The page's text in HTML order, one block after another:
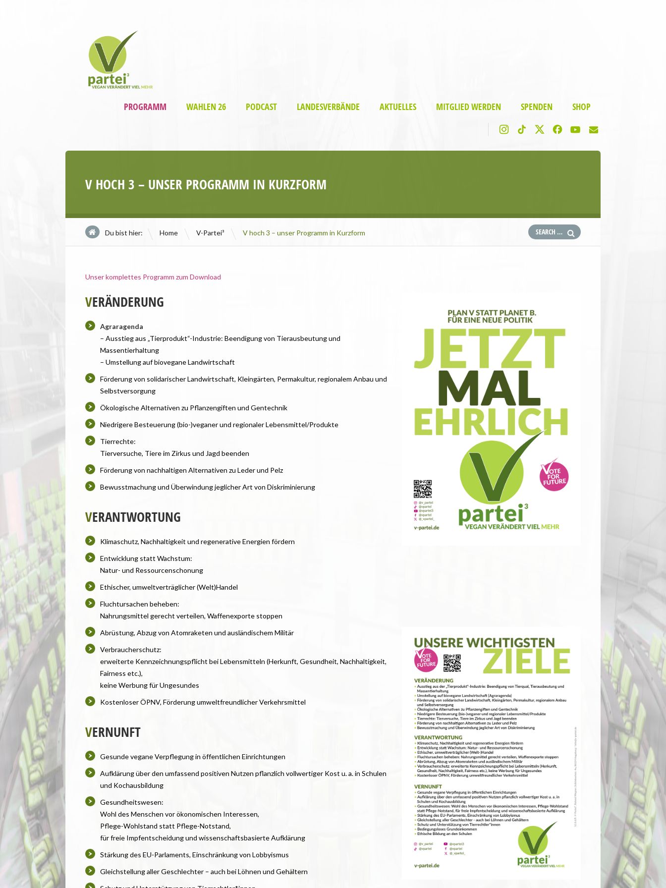
PROGRAMM WAHLEN 26 PODCAST LANDESVERBÄNDE AKTUELLES MITGLIED WERDEN SPENDEN SHOP
V HOCH 3 – UNSER PROGRAMM IN KURZFORM
Du bist hier: Home \ V-Partei³ \ V hoch 3 – unser Programm in Kurzform
Unser komplettes Programm zum Download
VERÄNDERUNG
Agraragenda
– Ausstieg aus „Tierprodukt“-Industrie: Beendigung von Tierausbeutung und
Massentierhaltung
– Umstellung auf biovegane Landwirtschaft
Förderung von solidarischer Landwirtschaft, Kleingärten, Permakultur, regionalem Anbau und
Selbstversorgung
Ökologische Alternativen zu Pflanzengiften und Gentechnik
Niedrigere Besteuerung (bio-)veganer und regionaler Lebensmittel/Produkte
Tierrechte:
Tierversuche, Tiere im Zirkus und Jagd beenden
Förderung von nachhaltigen Alternativen zu Leder und Pelz
Bewusstmachung und Überwindung jeglicher Art von Diskriminierung
VERANTWORTUNG
Klimaschutz, Nachhaltigkeit und regenerative Energien fördern
Entwicklung statt Wachstum:
Natur- und Ressourcenschonung
Ethischer, umweltverträglicher (Welt)Handel
Fluchtursachen beheben:
Nahrungsmittel gerecht verteilen, Waffenexporte stoppen
Abrüstung, Abzug von Atomraketen und ausländischem Militär
Verbraucherschutz:
erweiterte Kennzeichnungspflicht bei Lebensmitteln (Herkunft, Gesundheit, Nachhaltigkeit,
Fairness etc.),
keine Werbung für Ungesundes
Kostenloser ÖPNV, Förderung umweltfreundlicher Verkehrsmittel
VERNUNFT
Gesunde vegane Verpflegung in öffentlichen Einrichtungen
Aufklärung über den umfassend positiven Nutzen pflanzlich vollwertiger Kost u. a. in Schulen
und Kochausbildung
Gesundheitswesen:
Wohl des Menschen vor ökonomischen Interessen,
Pflege-Wohlstand statt Pflege-Notstand,
für freie Impfentscheidung und wissenschaftsbasierte Aufklärung
Stärkung des EU-Parlaments, Einschränkung von Lobbyismus
Gleichstellung aller Geschlechter – auch bei Löhnen und Gehältern